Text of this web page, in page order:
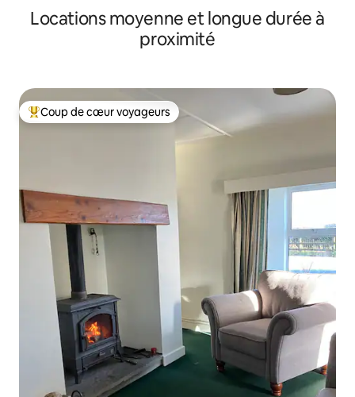
Locations moyenne et longue durée à
proximité
Coups de cœur voyageurs les plus appréciés
Coup de cœur voyageurs